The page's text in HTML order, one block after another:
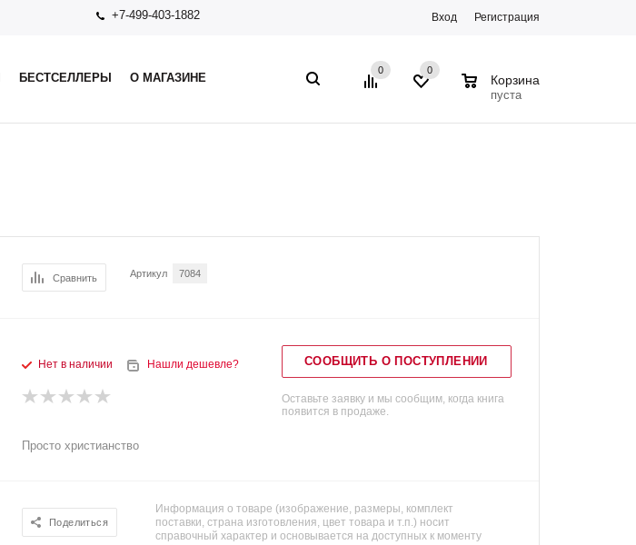
+7-499-403-1882 Вход Регистрация
БЕСТСЕЛЛЕРЫ О МАГАЗИНЕ
0 0
Корзина
пуста
Сравнить Артикул 7084
Нет в наличии Нашли дешевле? СООБЩИТЬ О ПОСТУПЛЕНИИ
Оставьте заявку и мы сообщим, когда книга
появится в продаже.
Просто христианство
Поделиться
Информация о товаре (изображение, размеры, комплект
поставки, страна изготовления, цвет товара и т.п.) носит
справочный характер и основывается на доступных к моменту